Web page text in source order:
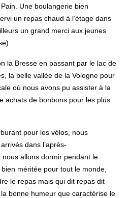
Une boulangerie bien
un repas chaud à l’étage dans
un grand merci aux jeunes
la Bresse en passant par le lac de
la belle vallée de la Vologne pour
où nous avons pu assister à la
achats de bonbons pour les plus
pour les vélos, nous
dans l’après-
allons dormir pendant le
méritée pour tout le monde,
le repas mais qui dit repas dit
bonne humeur que caractérise le